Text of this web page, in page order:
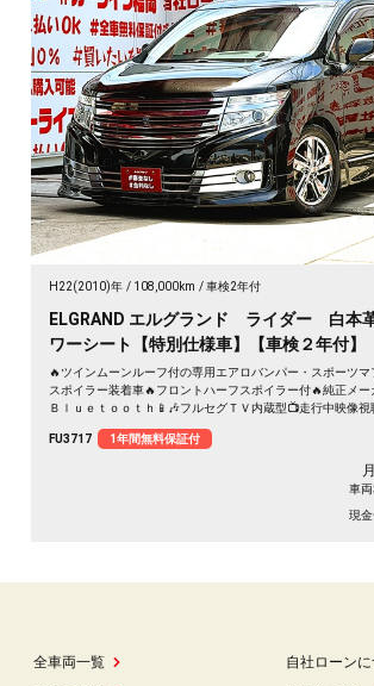
H22(2010)年 108,000km 車検2年付
ELGRAND エルグランド ライダー 白本
ワーシート【特別仕様車】【車検２年付】
🔥ツインムーンルーフ付の専用エアロバンパー・スポーツマ
スポイラー装着車🔥フロントハーフスポイラー付🔥純正メー
Ｂｌｕｅｔｏｏｔｈ📱🎶フルセグＴＶ内蔵型📺走行中映像視
開け閉め楽々✨７人乗りキャプテンシート・オットマン機能
トシアターシステム/純正電動フリップダウンモニターで余
ラウンドビューモニターで周囲の安全確認も一目稜線👀☕
FU3717 1年間無料保証付
車
現
全車両一覧
自社ローン